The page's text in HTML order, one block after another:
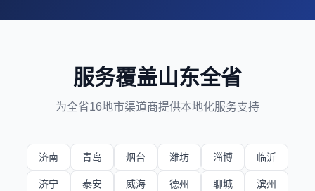
服务覆盖山东全省
为全省16地市渠道商提供本地化服务支持
济南 青岛 烟台 潍坊 淄博 临沂
济宁 泰安 威海 德州 聊城 滨州